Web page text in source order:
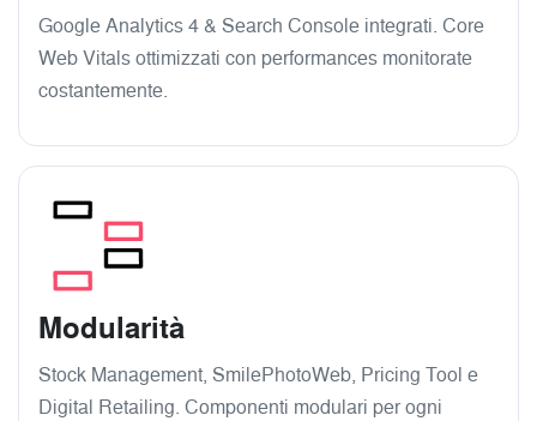
Google Analytics 4 & Search Console integrati. Core
Web Vitals ottimizzati con performances monitorate
costantemente.
Modularità
Stock Management, SmilePhotoWeb, Pricing Tool e
Digital Retailing. Componenti modulari per ogni